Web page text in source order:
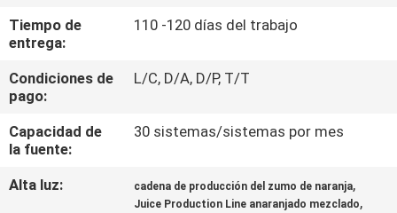
CONTROL
DE
CALIDAD
CONTACTA
CON
Tiempo de
entrega:
110 -120 días del trabajo
Condiciones de
pago:
L/C, D/A, D/P, T/T
Capacidad de
la fuente:
30 sistemas/sistemas por mes
Alta luz: cadena de producción del zumo de naranja,
Juice Production Line anaranjado mezclado,